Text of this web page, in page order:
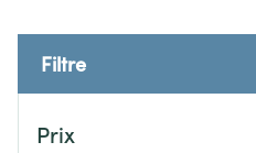
Filtre
Prix